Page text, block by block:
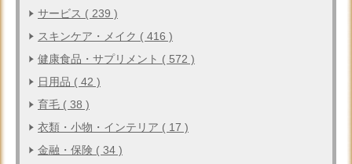
サービス ( 239 )
スキンケア・メイク ( 416 )
健康食品・サプリメント ( 572 )
日用品 ( 42 )
育毛 ( 38 )
衣類・小物・インテリア ( 17 )
金融・保険 ( 34 )